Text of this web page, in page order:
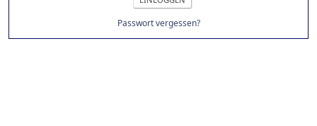
Passwort vergessen?